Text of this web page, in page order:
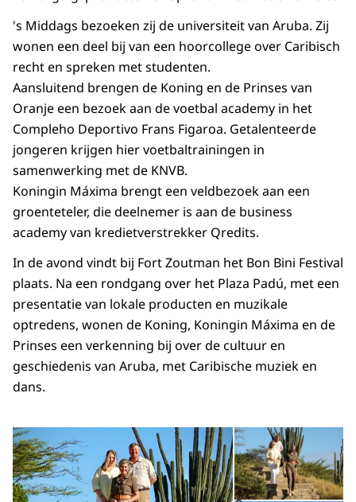
's Middags bezoeken zij de universiteit van Aruba. Zij
wonen een deel bij van een hoorcollege over Caribisch
recht en spreken met studenten.
Aansluitend brengen de Koning en de Prinses van
Oranje een bezoek aan de voetbal academy in het
Compleho Deportivo Frans Figaroa. Getalenteerde
jongeren krijgen hier voetbaltrainingen in
samenwerking met de KNVB.
Koningin Máxima brengt een veldbezoek aan een
groenteteler, die deelnemer is aan de business
academyvan kredietverstrekker Qredits.
In de avond vindt bij Fort Zoutman het Bon Bini Festival
plaats. Na een rondgang over het Plaza Padú, met een
presentatie van lokale producten en muzikale
optredens, wonen de Koning, Koningin Máxima en de
Prinses een verkenning bij over de cultuur en
geschiedenis van Aruba, met Caribische muziek en
dans.
Open de galerij in vergrote